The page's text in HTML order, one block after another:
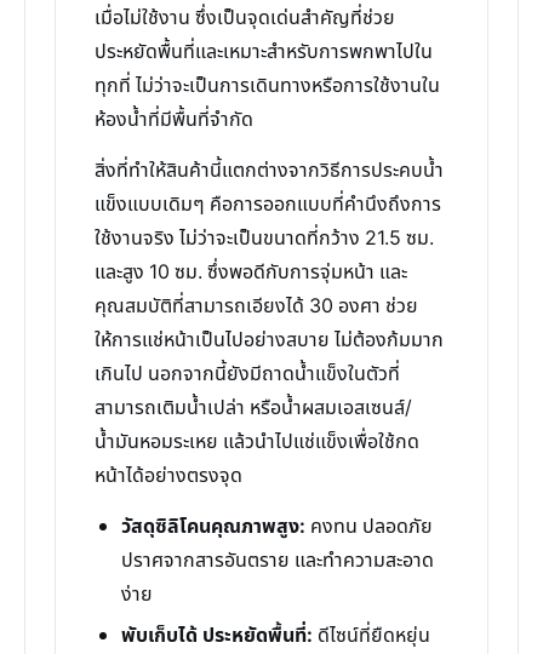
เมื่อไม่ใช้งาน ซึ่งเป็นจุดเด่นสำคัญที่ช่วย
ประหยัดพื้นที่และเหมาะสำหรับการพกพาไปใน
ทุกที่ ไม่ว่าจะเป็นการเดินทางหรือการใช้งานใน
ห้องน้ำที่มีพื้นที่จำกัด
สิ่งที่ทำให้สินค้านี้แตกต่างจากวิธีการประคบน้ำ
แข็งแบบเดิมๆ คือการออกแบบที่คำนึงถึงการ
ใช้งานจริง ไม่ว่าจะเป็นขนาดที่กว้าง 21.5 ซม.
และสูง 10 ซม. ซึ่งพอดีกับการจุ่มหน้า และ
คุณสมบัติที่สามารถเอียงได้ 30 องศา ช่วย
ให้การแช่หน้าเป็นไปอย่างสบาย ไม่ต้องก้มมาก
เกินไป นอกจากนี้ยังมีถาดน้ำแข็งในตัวที่
สามารถเติมน้ำเปล่า หรือน้ำผสมเอสเซนส์/
น้ำมันหอมระเหย แล้วนำไปแช่แข็งเพื่อใช้กด
หน้าได้อย่างตรงจุด
วัสดุซิลิโคนคุณภาพสูง: คงทน ปลอดภัย
ปราศจากสารอันตราย และทำความสะอาด
ง่าย
พับเก็บได้ ประหยัดพื้นที่: ดีไซน์ที่ยืดหยุ่น